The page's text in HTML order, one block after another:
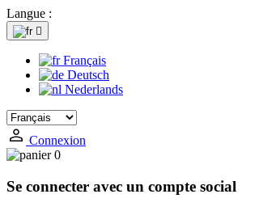
Langue :

Français
Deutsch
Nederlands
Connexion
0
Se connecter avec un compte social